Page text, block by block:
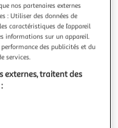
la fixation de vos
et couleur. Fixation
mailles de vos
nos partenaires externes
: Utiliser des données de
caractéristiques de l’appareil
informations sur un appareil.
des publicités et du
services.
externes, traitent des